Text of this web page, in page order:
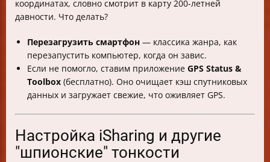
координатах, словно смотрит в карту 200-летней
давности. Что делать?
Перезагрузить смартфон — классика жанра, как
перезапустить компьютер, когда он завис.
Если не помогло, ставим приложение GPS Status &
Toolbox (бесплатно). Оно очищает кэш спутниковых
данных и загружает свежие, что оживляет GPS.
Настройка iSharing и другие
"шпионские" тонкости